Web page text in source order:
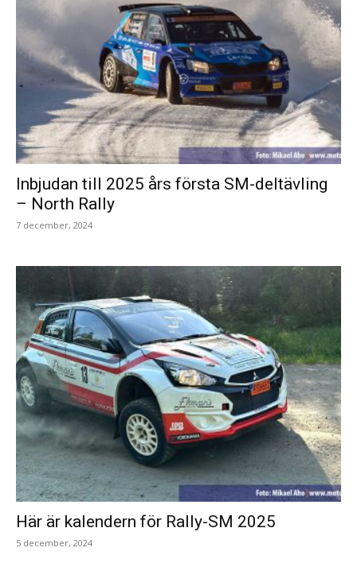
Inbjudan till 2025 års första SM-deltävling
– North Rally
7 december, 2024
Här är kalendern för Rally-SM 2025
5 december, 2024